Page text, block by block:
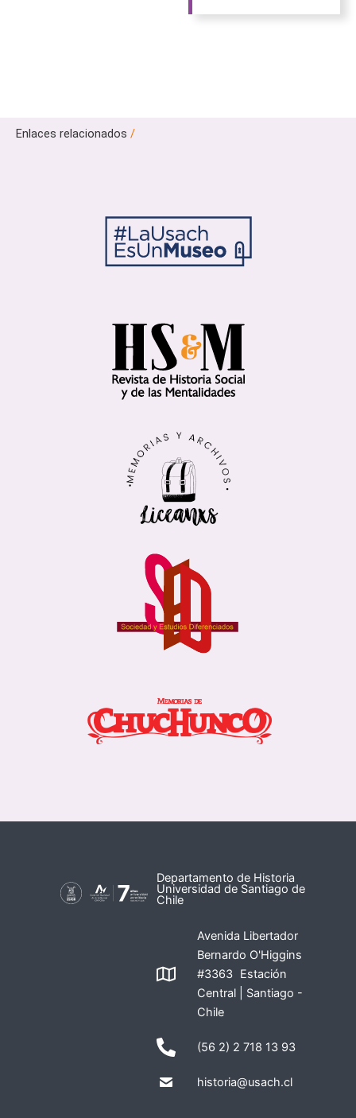
Enlaces relacionados /
Departamento de Historia
Universidad de Santiago de
Chile
Avenida Libertador
Bernardo O'Higgins
#3363 Estación
Central | Santiago -
Chile
(56 2) 2 718 13 93
historia@usach.cl